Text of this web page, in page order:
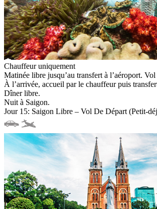
Chauffeur uniquement
Matinée libre jusqu’au transfert à l’aéroport.
À l’arrivée, accueil par le chauffeur puis
Dîner libre.
Nuit à Saigon.
Jour 15: Saigon Libre – Vol De Départ (Petit-